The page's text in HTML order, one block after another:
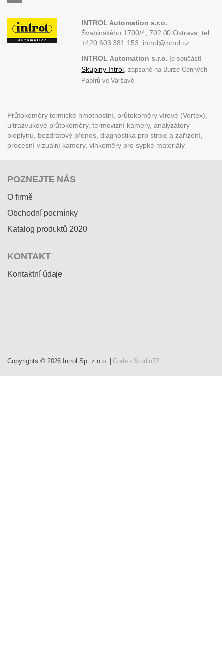
INTROL Automation s.r.o.
Švabinského 1700/4, 702 00 Ostrava,tel.
+420 603 381 153, introl@introl.cz
INTROL Automation s.r.o. je součástí
Skupiny Introl , zapsané na Burze Cenných
Papírů ve Varšavě
Průtokoměry termické hmotnostní, průtokoměry vírové (Vortex),
ultrazvukové průtokoměry, termovizní kamery, analyzátory
bioplynu, bezdrátový přenos, diagnostika pro stroje a zařízení,
procesní vizuální kamery, vlhkoměry pro sypké materiály
POZNEJTE NÁS
O firmě
Obchodní podmínky
Katalog produktů 2020
KONTAKT
Kontaktní údaje
Copyrights © 2026 Introl Sp. z o.o. | Code - Studio72